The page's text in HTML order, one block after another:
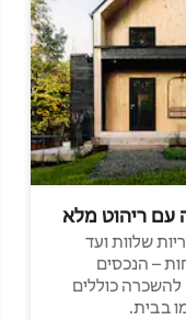
עם ריהוט מלא
שלוות ועד
– הנכסים
כוללים
בבית.